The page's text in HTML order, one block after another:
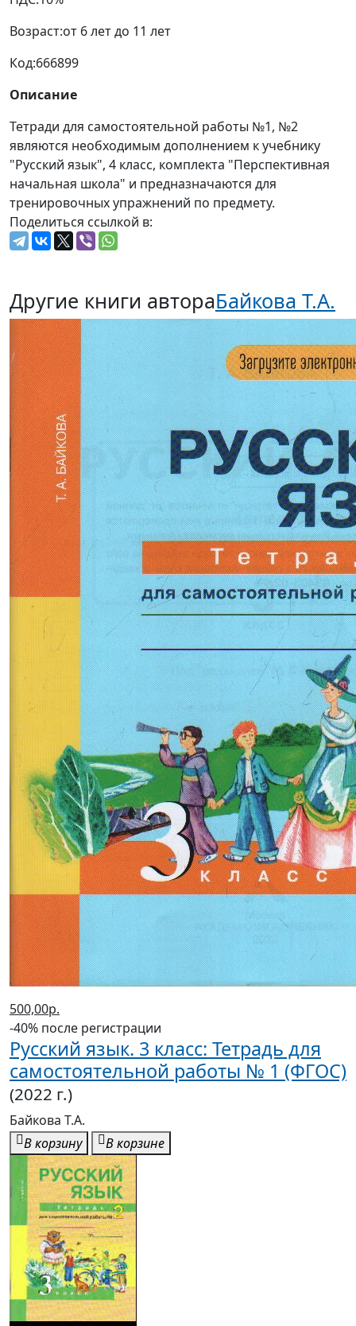
Возраст:от 6 лет до 11 лет
Код:666899
Описание
Тетради для самостоятельной работы №1, №2
являются необходимым дополнением к учебнику
"Русский язык", 4 класс, комплекта "Перспективная
начальная школа" и предназначаются для
тренировочных упражнений по предмету.
Поделиться ссылкой в:
500,00р.
-40% после регистрации
Русский язык. 3 класс: Тетрадь для
самостоятельной работы № 1 (ФГОС)
(2022 г.)
Байкова Т.А.
В корзину